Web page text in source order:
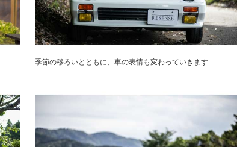
季節の移ろいとともに、車の表情も変わっていきます